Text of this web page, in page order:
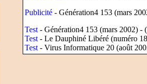
Publicité - Génération4 153 (mars
Test - Génération4 153 (mars 2002) -
Test - Le Dauphiné Libéré (numéro
Test - Virus Informatique 20 (août